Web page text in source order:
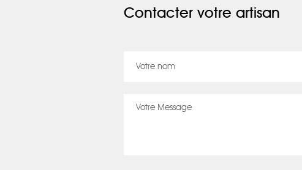
Contacter votre artisan